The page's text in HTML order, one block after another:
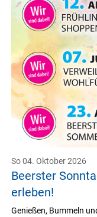
Beerster
erleben!
So 04. Oktober 2026
Genießen, Bummeln